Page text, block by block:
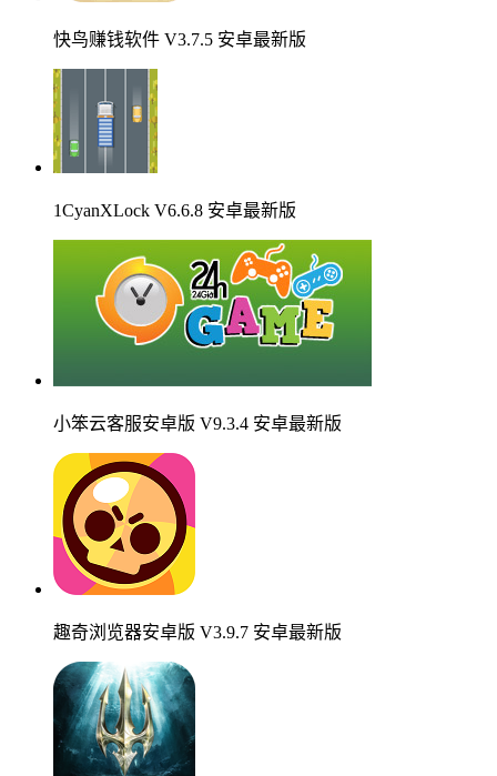
快鸟赚钱软件 V3.7.5 安卓最新版
1CyanXLock V6.6.8 安卓最新版
小笨云客服安卓版 V9.3.4 安卓最新版
趣奇浏览器安卓版 V3.9.7 安卓最新版